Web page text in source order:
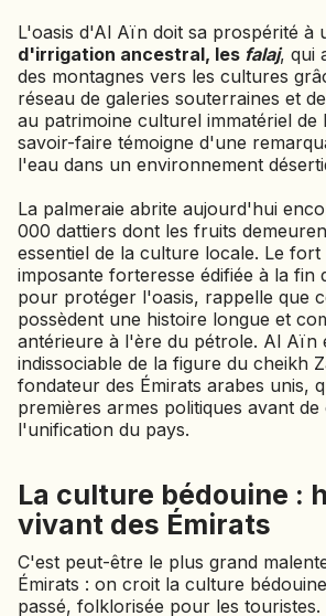
L'oasis d'Al Aïn doit sa prospérité à
d'irrigation ancestral, les falaj, qui
des montagnes vers les cultures
réseau de galeries souterraines et
au patrimoine culturel immatériel de
savoir-faire témoigne d'une
l'eau dans un environnement
La palmeraie abrite aujourd'hui
000 dattiers dont les fruits
essentiel de la culture locale. Le fort
imposante forteresse édifiée à la fin
pour protéger l'oasis, rappelle que
possèdent une histoire longue et
antérieure à l'ère du pétrole. Al Aïn
indissociable de la figure du cheikh
fondateur des Émirats arabes unis,
premières armes politiques avant de
l'unification du pays.
La culture bédouine :
vivant des Émirats
C'est peut-être le plus grand
Émirats : on croit la culture
passé, folklorisée pour les